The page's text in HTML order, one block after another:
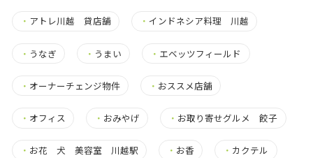
・ アトレ川越 貸店舗 ・ インドネシア料理 川越
・ うなぎ ・ うまい ・ エベッツフィールド
・ オーナーチェンジ物件 ・ おススメ店舗
・ オフィス ・ おみやげ ・ お取り寄せグルメ 餃子
・ お花 犬 美容室 川越駅 ・ お香 ・ カクテル